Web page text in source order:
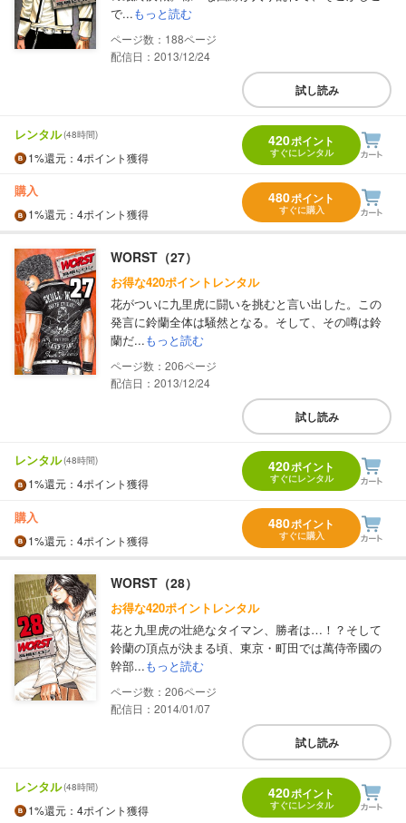
で...もっと読む
188
配信日：2013/12/24
試し読み
レンタル(48時間)
1%還元 ：4ポイント獲得
420ポイント
すぐにレンタル
購入
1%還元 ：4ポイント獲得
480ポイント
すぐに購入
WORST（27）
お得な420ポイントレンタル
花がついに九里虎に闘いを挑むと言い出した。この
発言に鈴蘭全体は騒然となる。そして、その噂は鈴
蘭だ...もっと読む
206
配信日：2013/12/24
試し読み
レンタル(48時間)
1%還元 ：4ポイント獲得
420ポイント
すぐにレンタル
購入
1%還元 ：4ポイント獲得
480ポイント
すぐに購入
WORST（28）
お得な420ポイントレンタル
花と九里虎の壮絶なタイマン、勝者は…！？そして
鈴蘭の頂点が決まる頃、東京・町田では萬侍帝國の
幹部...もっと読む
206
配信日：2014/01/07
試し読み
レンタル(48時間)
1%還元 ：4ポイント獲得
420ポイント
すぐにレンタル